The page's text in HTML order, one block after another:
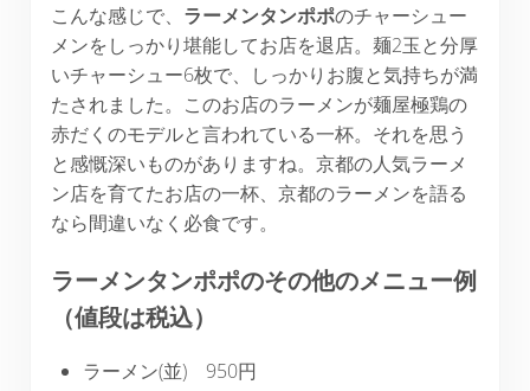
こんな感じで、 ラーメンタンポポのチャーシュー
メンをしっかり堪能してお店を退店。麺2玉と分厚
いチャーシュー6枚で、しっかりお腹と気持ちが満
たされました。このお店のラーメンが麺屋極鶏の
赤だくのモデルと言われている一杯。それを思う
と感慨深いものがありますね。京都の人気ラーメ
ン店を育てたお店の一杯、京都のラーメンを語る
なら間違いなく必食です。
ラーメンタンポポのその他のメニュー例
（値段は税込）
ラーメン(並) 950円